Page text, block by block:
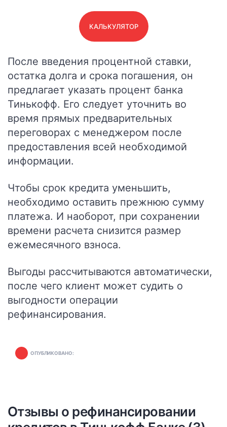
КАЛЬКУЛЯТОР
После введения процентной ставки,
остатка долга и срока погашения, он
предлагает указать процент банка
Тинькофф. Его следует уточнить во
время прямых предварительных
переговорах с менеджером после
предоставления всей необходимой
информации.
Чтобы срок кредита уменьшить,
необходимо оставить прежнюю сумму
платежа. И наоборот, при сохранении
времени расчета снизится размер
ежемесячного взноса.
Выгоды рассчитываются автоматически,
после чего клиент может судить о
выгодности операции
рефинансирования.
ОПУБЛИКОВАНО:
Отзывы о рефинансировании